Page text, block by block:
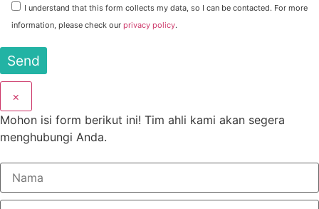
I understand that this form collects my data, so I can be contacted. For more
information, please check our privacy policy.
×
Mohon isi form berikut ini! Tim ahli kami akan segera
menghubungi Anda.